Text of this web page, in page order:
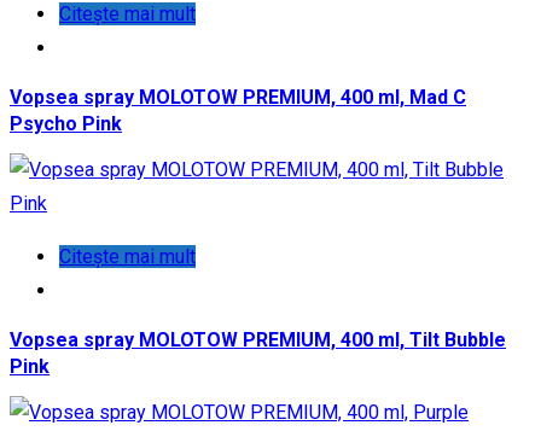
Citește mai mult
Vopsea spray MOLOTOW PREMIUM, 400 ml, Mad C
Psycho Pink
Citește mai mult
Vopsea spray MOLOTOW PREMIUM, 400 ml, Tilt Bubble
Pink